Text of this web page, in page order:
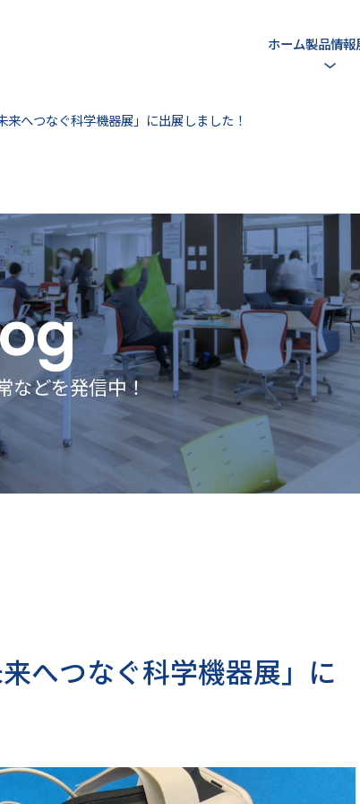
ホーム製品情報
来へつなぐ科学機器展」に出展しました！
などを発信中！
へつなぐ科学機器展」に